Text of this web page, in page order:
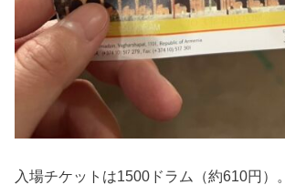
入場チケットは1500ドラム（約610円）。